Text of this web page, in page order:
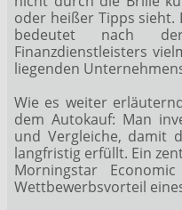
oder heißer Tipps sieht.
bedeutet nach
Finanzdienstleisters
liegenden
Wie es weiter
dem Autokauf: Man
und Vergleiche, damit
langfristig erfüllt. Ein
Morningstar
Wettbewerbsvorteil